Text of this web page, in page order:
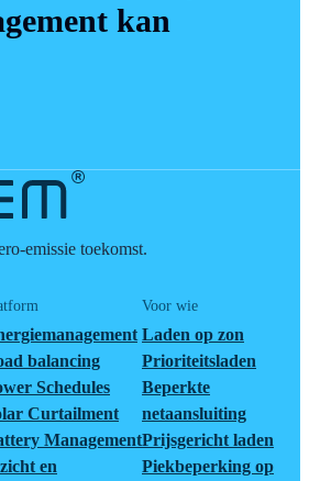
kan
emissie toekomst.
balancing
Schedules
Curtailment
Management
en
Voor wie
Laden op zon
Prioriteitsladen
Beperkte
netaansluiting
Prijsgericht laden
Piekbeperking op